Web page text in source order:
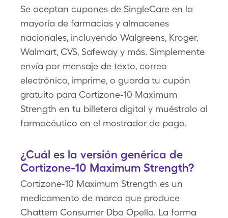
Se aceptan cupones de SingleCare en la
mayoría de farmacias y almacenes
nacionales, incluyendo Walgreens, Kroger,
Walmart, CVS, Safeway y más. Simplemente
envía por mensaje de texto, correo
electrónico, imprime, o guarda tu cupón
gratuito para Cortizone-10 Maximum
Strength en tu billetera digital y muéstralo al
farmacéutico en el mostrador de pago.
¿Cuál es la versión genérica de
Cortizone-10 Maximum Strength?
Cortizone-10 Maximum Strength es un
medicamento de marca que produce
Chattem Consumer Dba Opella. La forma